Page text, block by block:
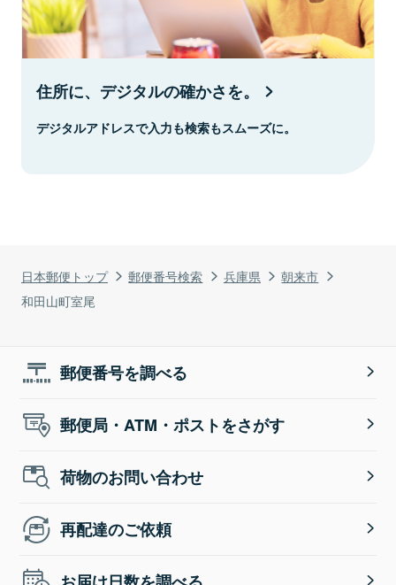
日本郵便トップ 郵便番号検索 兵庫県
朝来市
和田山町室尾
住所に、デジタルの確かさを。
デジタルアドレスで入力も検索もスムーズに。
郵便番号を調べる
郵便局・ATM・ポストをさがす
荷物のお問い合わせ
再配達のご依頼